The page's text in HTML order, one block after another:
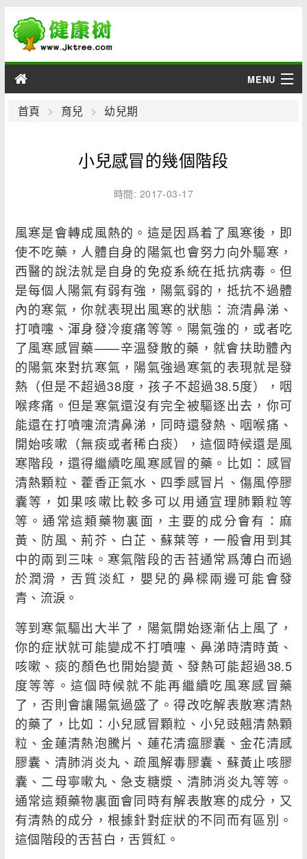
MENU
男性
綜合
疾病
首頁 育兒 幼兒期
小兒感冒的幾個階段
時間: 2017-03-17
風寒是會轉成風熱的。這是因爲着了風寒後，即
使不吃藥，人體自身的陽氣也會努力向外驅寒，
西醫的說法就是自身的免疫系統在抵抗病毒。但
是每個人陽氣有弱有強，陽氣弱的，抵抗不過體
內的寒氣，你就表現出風寒的狀態：流清鼻涕、
打噴嚏、渾身發冷痠痛等等。陽氣強的，或者吃
了風寒感冒藥——辛溫發散的藥，就會扶助體內
的陽氣來對抗寒氣，陽氣強過寒氣的表現就是發
熱（但是不超過38度，孩子不超過38.5度），咽
喉疼痛。但是寒氣還沒有完全被驅逐出去，你可
能還在打噴嚏流清鼻涕，同時還發熱、咽喉痛、
開始咳嗽（無痰或者稀白痰），這個時候還是風
寒階段，還得繼續吃風寒感冒的藥。比如：感冒
清熱顆粒、藿香正氣水、四季感冒片、傷風停膠
囊等，如果咳嗽比較多可以用通宣理肺顆粒等
等。通常這類藥物裏面，主要的成分會有：麻
黃、防風、荊芥、白芷、蘇葉等，一般會用到其
中的兩到三味。寒氣階段的舌苔通常爲薄白而過
於潤滑，舌質淡紅，嬰兒的鼻樑兩邊可能會發
青、流淚。
等到寒氣驅出大半了，陽氣開始逐漸佔上風了，
你的症狀就可能變成不打噴嚏、鼻涕時清時黃、
咳嗽、痰的顏色也開始變黃、發熱可能超過38.5
度等等。這個時候就不能再繼續吃風寒感冒藥
了，否則會讓陽氣過盛了。得改吃解表散寒清熱
的藥了，比如：小兒感冒顆粒、小兒豉翹清熱顆
粒、金蓮清熱泡騰片、蓮花清瘟膠囊、金花清感
膠囊、清肺消炎丸、疏風解毒膠囊、蘇黃止咳膠
囊、二母寧嗽丸、急支糖漿、清肺消炎丸等等。
通常這類藥物裏面會同時有解表散寒的成分，又
有清熱的成分，根據針對症狀的不同而有區別。
這個階段的舌苔白，舌質紅。